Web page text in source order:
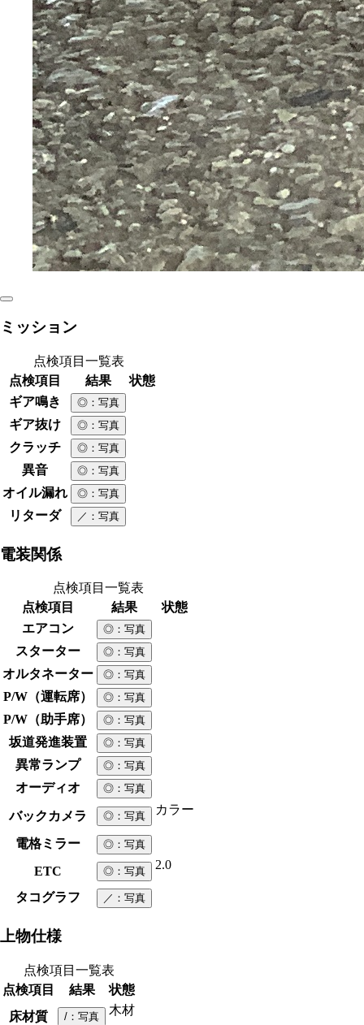
ミッション
点検項目一覧表
点検項目
結果
状態
ギア鳴き
◎ ：写真
ギア抜け ◎ ：写真
クラッチ ◎ ：写真
異音 ◎ ：写真
オイル漏れ ◎ ：写真
リターダ ／ ：写真
電装関係
点検項目一覧表
点検項目
結果
状態
エアコン
◎ ：写真
スターター ◎ ：写真
オルタネーター ◎ ：写真
P/W（運転席） ◎ ：写真
P/W（助手席） ◎ ：写真
坂道発進装置 ◎ ：写真
異常ランプ ◎ ：写真
オーディオ ◎ ：写真
バックカメラ ◎ ：写真 カラー
電格ミラー ◎ ：写真
ETC ◎ ：写真 2.0
タコグラフ ／ ：写真
上物仕様
点検項目一覧表
点検項目
結果
状態
床材質
/ ：写真 木材